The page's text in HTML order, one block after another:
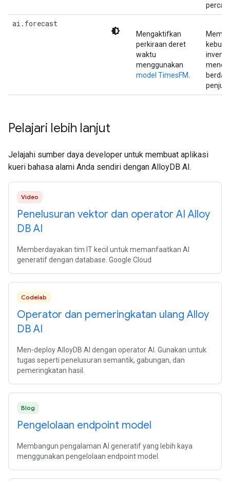
ai.forecast
Mengaktifkan
perkiraan deret
waktu
menggunakan
model TimesFM
Pelajari lebih lanjut
Jelajahi sumber daya developer untuk membuat aplikasi
kueri bahasa alami Anda sendiri dengan AlloyDB AI.
Video
Penelusuran vektor dan operator AI Alloy
DB AI
Memberdayakan tim IT kecil untuk memanfaatkan AI
generatif dengan database. Google Cloud
Codelab
Operator dan pemeringkatan ulang Alloy
DB AI
Men-deploy AlloyDB AI dengan operator AI. Gunakan untuk
tugas seperti penelusuran semantik, gabungan, dan
pemeringkatan hasil.
Blog
Pengelolaan endpoint model
Membangun pengalaman AI generatif yang lebih kaya
menggunakan pengelolaan endpoint model.